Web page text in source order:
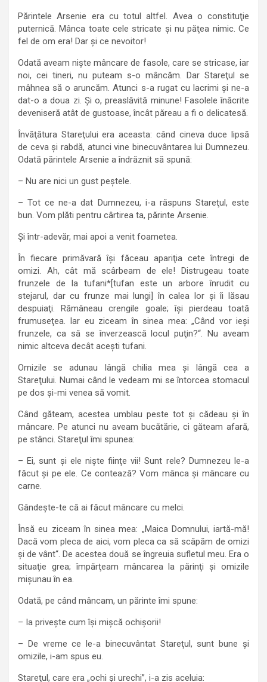
Părintele Arsenie era cu totul altfel. Avea o constituţie
puternică. Mânca toate cele stricate şi nu păţea nimic. Ce
fel de om era! Dar şi ce nevoitor!
Odată aveam nişte mâncare de fasole, care se stricase, iar
noi, cei tineri, nu puteam s-o mâncăm. Dar Stareţul se
mâhnea să o aruncăm. Atunci s-a rugat cu lacrimi şi ne-a
dat-o a doua zi. Şi o, preaslăvită minune! Fasolele înăcrite
deveniseră atât de gustoase, încât păreau a fi o delicatesă.
Învăţătura Stareţului era aceasta: când cineva duce lipsă
de ceva şi rabdă, atunci vine binecuvântarea lui Dumnezeu.
Odată părintele Arsenie a îndrăznit să spună:
– Nu are nici un gust peştele.
– Tot ce ne-a dat Dumnezeu, i-a răspuns Stareţul, este
bun. Vom plăti pentru cârtirea ta, părinte Arsenie.
Şi într-adevăr, mai apoi a venit foametea.
În fiecare primăvară îşi făceau apariţia cete întregi de
omizi. Ah, cât mă scârbeam de ele! Distrugeau toate
frunzele de la tufani*[tufan este un arbore înrudit cu
stejarul, dar cu frunze mai lungi] în calea lor şi îi lăsau
despuiaţi. Rămâneau crengile goale; îşi pierdeau toată
frumuseţea. Iar eu ziceam în sinea mea: „Când vor ieşi
frunzele, ca să se înverzească locul puţin?“. Nu aveam
nimic altceva decât aceşti tufani.
Omizile se adunau lângă chilia mea şi lângă cea a
Stareţului. Numai când le vedeam mi se întorcea stomacul
pe dos şi-mi venea să vomit.
Când găteam, acestea umblau peste tot şi cădeau şi în
mâncare. Pe atunci nu aveam bucătărie, ci găteam afară,
pe stânci. Stareţul îmi spunea:
– Ei, sunt şi ele nişte fiinţe vii! Sunt rele? Dumnezeu le-a
făcut şi pe ele. Ce contează? Vom mânca şi mâncare cu
carne.
Gândeşte-te că ai făcut mâncare cu melci.
Însă eu ziceam în sinea mea: „Maica Domnului, iartă-mă!
Dacă vom pleca de aici, vom pleca ca să scăpăm de omizi
şi de vânt“. De acestea două se îngreuia sufletul meu. Era o
situaţie grea; împărţeam mâncarea la părinţi şi omizile
mişunau în ea.
Odată, pe când mâncam, un părinte îmi spune:
– Ia priveşte cum îşi mişcă ochişorii!
– De vreme ce le-a binecuvântat Stareţul, sunt bune şi
omizile, i-am spus eu.
Stareţul, care era „ochi şi urechi”, i-a zis aceluia: